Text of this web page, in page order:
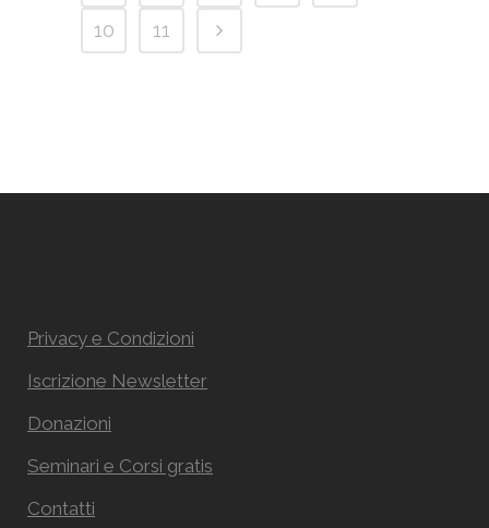
10
11
Privacy e Condizioni
Iscrizione Newsletter
Donazioni
Seminari e Corsi gratis
Contatti